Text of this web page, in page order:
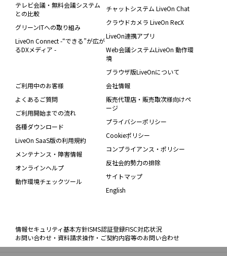
テレビ会議・無料会議システム
との比較
グリーンITへの取り組み
LiveOn Connect -“できる”が広が
るDXメディア -
チャットシステム LiveOn Chat
クラウドカメラ LiveOn RecX
LiveOn連携アプリ
Web会議システムLiveOn 動作環
境
ブラウザ版LiveOnについて
ご利用中のお客様
よくあるご質問
ご利用開始までの流れ
各種ダウンロード
LiveOn SaaS版の利用規約
メンテナンス・障害情報
オンラインヘルプ
動作環境チェックツール
会社情報
販売代理店・販売取次様向けペ
ージ
プライバシーポリシー
Cookieポリシー
コンプライアンス・ポリシー
反社会的勢力の排除
サイトマップ
English
情報セキュリティ基本方針ISMS認証登録FISC対応状況
お問い合わせ・資料請求操作・ご契約内容等のお問い合わせ